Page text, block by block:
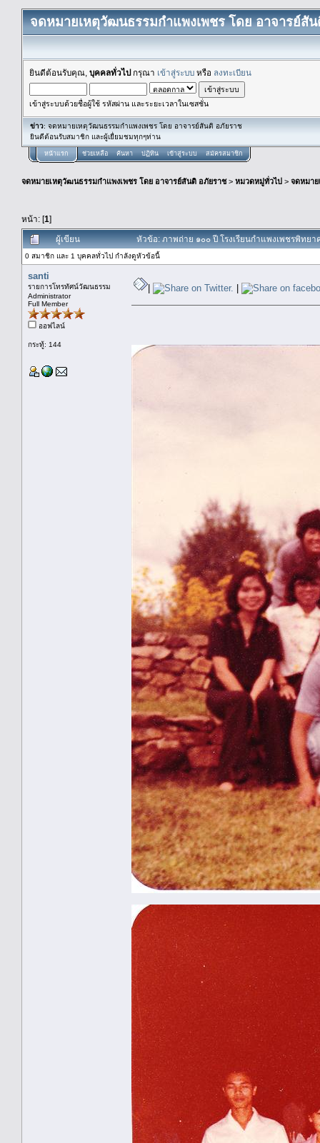
จดหมายเหตุวัฒนธรรมกำแพงเพชร โดย อาจารย์สั
ยินดีต้อนรับคุณ, บุคคลทั่วไปกรุณา เข้าสู่ระบบ หรือ ลงทะเบียน
เข้าสู่ระบบด้วยชื่อผู้ใช้ รหัสผ่าน และระยะเวลาในเซสชั่น
ข่าว: จดหมายเหตุวัฒนธรรมกำแพงเพชร โดย อาจารย์สันติ อภัยราช
ยินดีต้อนรับสมาชิก และผู้เยื่ยมชมทุกๆท่าน
หน้าแรก ช่วยเหลือ ค้นหา ปฏิทิน เข้าสู่ระบบ สมัครสมาชิก
จดหมายเหตุวัฒนธรรมกำแพงเพชร โดย อาจารย์สันติ อภัยราช> หมวดหมู่ทั่วไป > จดหมา
หน้า: [1]
ผู้เขียน หัวข้อ: ภาพถ่าย ๑๐๐ ปี โรงเรียนกำแพงเพชรพิทย
0 สมาชิก และ 1 บุคคลทั่วไป กำลังดูหัวข้อนี้
santi
รายการโทรทัศน์วัฒนธรรม
Administrator
Full Member
ออฟไลน์
กระทู้: 144
| |